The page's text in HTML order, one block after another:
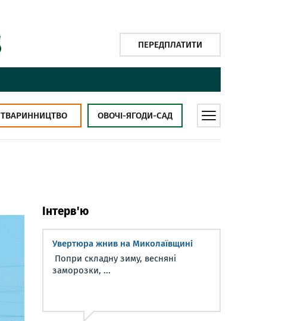
ПЕРЕДПЛАТИТИ
ТВАРИННИЦТВО ОВОЧІ-ЯГОДИ-САД
Інтерв'ю
Увертюра жнив на Миколаївщині
Попри складну зиму, весняні
заморозки, ...